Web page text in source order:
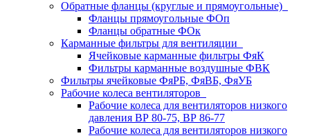
Обратные фланцы (круглые и прямоугольные)
Фланцы прямоугольные ФОп
Фланцы обратные ФОк
Карманные фильтры для вентиляции
Ячейковые карманные фильтры ФяК
Фильтры карманные воздушные ФВК
Фильтры ячейковые ФяРБ, ФяВБ, ФяУБ
Рабочие колеса вентиляторов
Рабочие колеса для вентиляторов низкого
давления ВР 80-75, ВР 86-77
Рабочие колеса для вентиляторов низкого